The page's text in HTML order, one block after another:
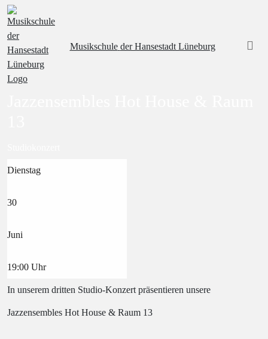
Musikschule der Hansestadt Lüneburg
Dienstag
30
Juni
19:00 Uhr
In unserem dritten Studio-Konzert präsentieren unsere
Jazzensembles Hot House & Raum 13